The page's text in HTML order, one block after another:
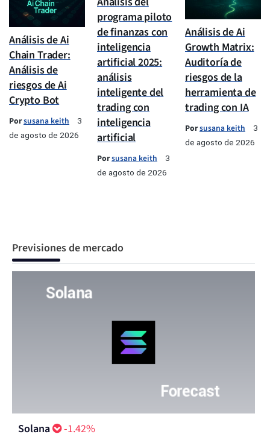
Análisis de Ai
Chain Trader:
Análisis de
riesgos de Ai
Crypto Bot
Porsusana keith
3
de agosto de 2026
programa piloto
de finanzas con
inteligencia
artificial 2025:
análisis
inteligente del
trading con
inteligencia
artificial
Porsusana keith
3
de agosto de 2026
Análisis de Ai
Growth Matrix:
Auditoría de
riesgos de la
herramienta de
trading con IA
Porsusana keith
3
de agosto de 2026
Previsiones de mercado
Solana -1.42%